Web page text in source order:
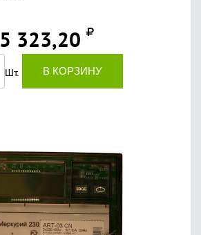
5 323,20
Шт. В КОРЗИНУ